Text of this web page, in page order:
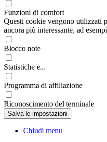
Funzioni di comfort
Questi cookie vengono utilizzati
ancora più interessante, ad
Blocco note
Statistiche e...
Programma di affiliazione
Riconoscimento del terminale
Chiudi menu